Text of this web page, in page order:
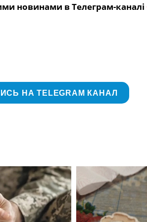
новинами в Телеграм-каналі
НА TELEGRAM КАНАЛ